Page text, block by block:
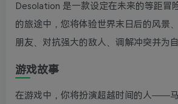
Desolation 是一款设定在未来的等距冒
的旅途中，您将体验世界末日后的风景
朋友、对抗强大的敌人、调解冲突并为
游戏故事
在游戏中，你将扮演超越时间的人——